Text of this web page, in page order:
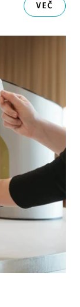
VEČ